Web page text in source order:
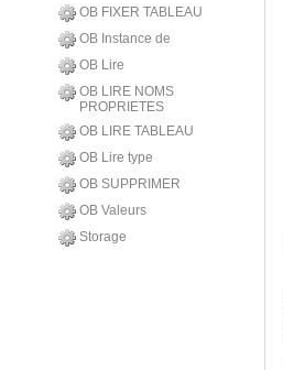
OB FIXER TABLEAU
OB Instance de
OB Lire
OB LIRE NOMS
PROPRIETES
OB LIRE TABLEAU
OB Lire type
OB SUPPRIMER
OB Valeurs
Storage